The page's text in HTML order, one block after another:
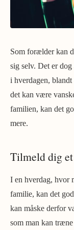
Som forælder kan
sig selv. Det er
i hverdagen,
det kan være
familien, kan det
mere.
Tilmeld dig
I en hverdag, hvor
familie, kan det
kan måske derfor
som man kan